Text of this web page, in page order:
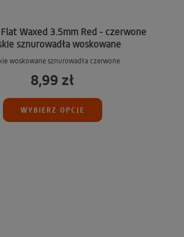
Flat Waxed 3.5mm Red - czerwone
sznurowadła woskowane
woskowane sznurowadła czerwone
8,99 zł
WYBIERZ OPCJE